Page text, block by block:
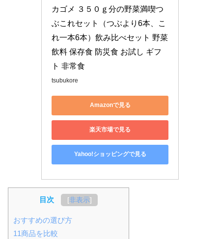
カゴメ ３５０ｇ分の野菜満喫つ
ぶこれセット（つぶより6本、こ
れ一本6本）飲み比べセット 野菜
飲料 保存食 防災食 お試し ギフ
ト 非常食
tsubukore
Amazonで見る
楽天市場で見る
Yahoo!ショッピングで見る
目次 [非表示]
おすすめの選び方
11商品を比較